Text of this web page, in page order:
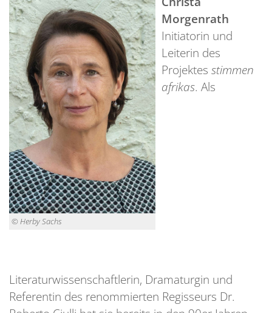
© Herby Sachs
Morgenrath
Initiatorin und
Leiterin des
Projektes stimmen
afrikas. Als
Literaturwissenschaftlerin, Dramaturgin und
Referentin des renommierten Regisseurs Dr.